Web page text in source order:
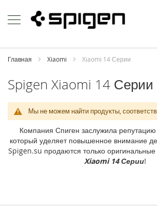
to
Content
h
o
i
P
h
e
1
M
Главная Xiaomi Xiaomi 14 Серии
Spigen Xiaomi 14 Серии
Мы не можем найти продукты,
Компания Спиген заслужила
который уделяет повышенное внимание
Spigen.su продаются только оригинальные
Xiaomi 14 Серии!